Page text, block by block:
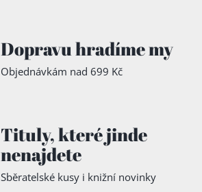
Dopravu hradíme my
Objednávkám nad 699 Kč
Tituly,které jinde
nenajdete
Sběratelské kusy i knižní novinky